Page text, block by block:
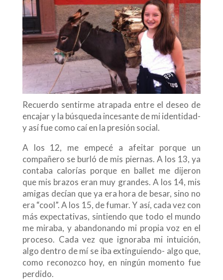
Recuerdo sentirme atrapada entre el deseo de
encajar y la búsqueda incesante de mi identidad-
y así fue como caí en la presión social.
A los 12, me empecé a afeitar porque un
compañero se burló de mis piernas. A los 13, ya
contaba calorías porque en ballet me dijeron
que mis brazos eran muy grandes. A los 14, mis
amigas decían que ya era hora de besar, sino no
era “cool”. A los 15, de fumar. Y así, cada vez con
más expectativas, sintiendo que todo el mundo
me miraba, y abandonando mi propia voz en el
proceso. Cada vez que ignoraba mi intuición,
algo dentro de mí se iba extinguiendo- algo que,
como reconozco hoy, en ningún momento fue
perdido.